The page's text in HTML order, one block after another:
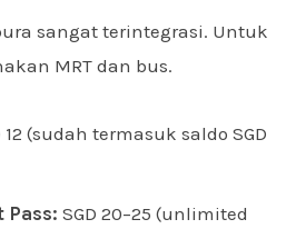
sangat terintegrasi. Untuk
MRT dan bus.
12 (sudah termasuk saldo SGD
Pass: SGD 20–25 (unlimited